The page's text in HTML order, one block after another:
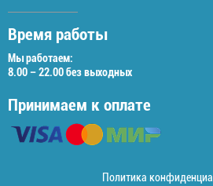
Время работы
Мы работаем:
8.00 – 22.00 без выходных
Принимаем к оплате
Политика